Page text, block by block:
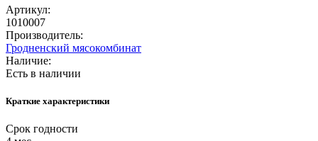
Артикул:
1010007
Производитель:
Гродненский мясокомбинат
Наличие:
Есть в наличии
Краткие характеристики
Срок годности